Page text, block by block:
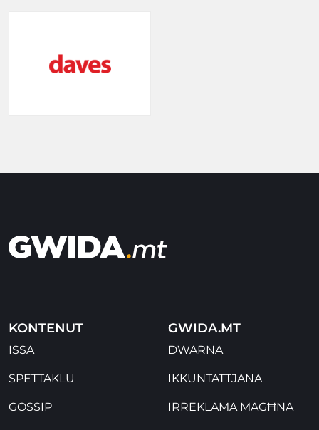
KONTENUT
ISSA
SPETTAKLU
GOSSIP
GWIDA.MT
DWARNA
IKKUNTATTJANA
IRREKLAMA MAGĦNA